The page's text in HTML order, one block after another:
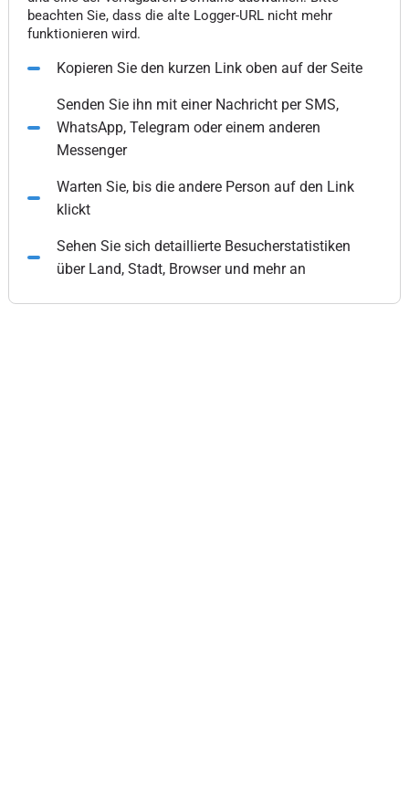
beachten Sie, dass die alte Logger-URL nicht mehr
funktionieren wird.
Kopieren Sie den kurzen Link oben auf der Seite
Senden Sie ihn mit einer Nachricht per SMS,
WhatsApp, Telegram oder einem anderen
Messenger
Warten Sie, bis die andere Person auf den Link
klickt
Sehen Sie sich detaillierte Besucherstatistiken
über Land, Stadt, Browser und mehr an